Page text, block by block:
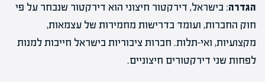
הגדרה: בישראל, דירקטור חיצוני הוא דירקטור שנבחר על פי
חוק החברות, ועומד בדרישות מחמירות של עצמאות,
מקצועיות, ואי-תלות. חברות ציבוריות בישראל חייבות למנות
לפחות שני דירקטורים חיצוניים.